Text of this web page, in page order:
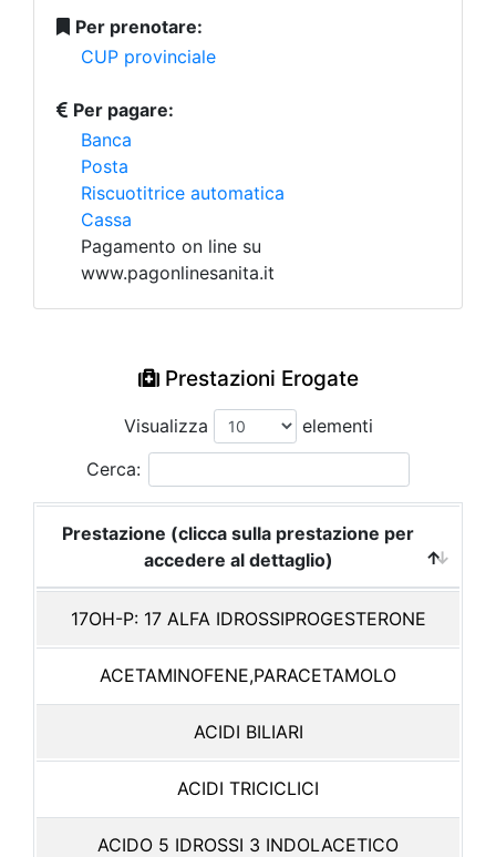
Per prenotare:
CUP provinciale
Per pagare:
Banca
Posta
Riscuotitrice automatica
Cassa
Pagamento on line su
www.pagonlinesanita.it
Prestazioni Erogate
Visualizza
elementi
Cerca:
Prestazione (clicca sulla prestazione per
accedere al dettaglio)
17OH-P: 17 ALFA IDROSSIPROGESTERONE
ACETAMINOFENE,PARACETAMOLO
ACIDI BILIARI
ACIDI TRICICLICI
ACIDO 5 IDROSSI 3 INDOLACETICO